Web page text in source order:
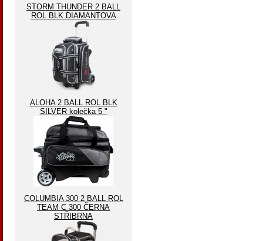
STORM THUNDER 2 BALL
ROL BLK DIAMANTOVA
ALOHA 2 BALL ROL BLK
SILVER kolečka 5 "
COLUMBIA 300 2 BALL ROL
TEAM C 300 ČERNA
STŘIBRNA